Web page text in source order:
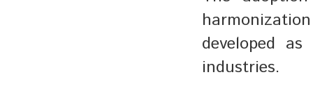
developed
industries.